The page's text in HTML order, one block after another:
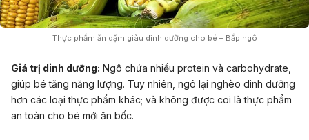
Thực phẩm ăn dặm giàu dinh dưỡng cho bé – Bắp ngô
Giá trị dinh dưỡng: Ngô chứa nhiều protein và carbohydrate,
giúp bé tăng năng lượng. Tuy nhiên, ngô lại nghèo dinh dưỡng
hơn các loại thực phẩm khác; và không được coi là thực phẩm
an toàn cho bé mới ăn bốc.